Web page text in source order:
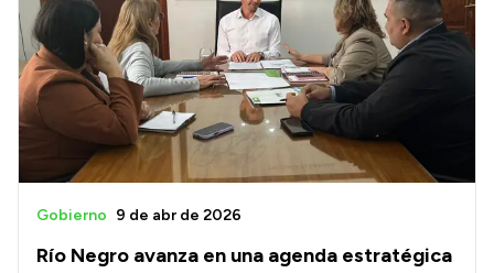
Río Negro avanza en una agenda estratégica
Gobierno 9 de abr de 2026